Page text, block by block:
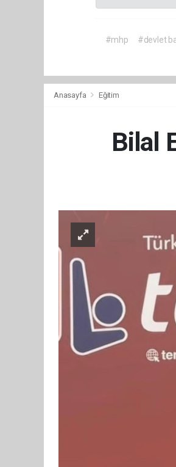
#mhp #devlet
Anasayfa Eğitim
Bilal